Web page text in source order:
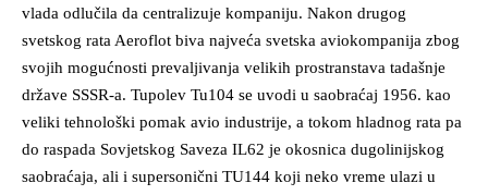
vlada odlučila da centralizuje kompaniju. Nakon drugog
svetskog rata Aeroflot biva najveća svetska aviokompanija zbog
svojih mogućnosti prevaljivanja velikih prostranstava tadašnje
države SSSR-a. Tupolev Tu104 se uvodi u saobraćaj 1956. kao
veliki tehnološki pomak avio industrije, a tokom hladnog rata pa
do raspada Sovjetskog Saveza IL62 je okosnica dugolinijskog
saobraćaja, ali i supersonični TU144 koji neko vreme ulazi u